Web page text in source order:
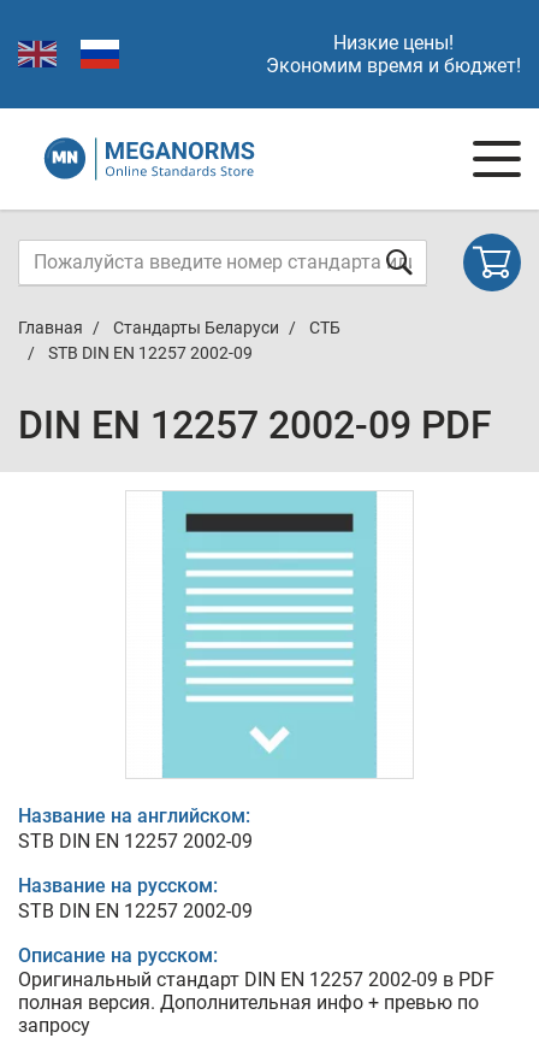
Низкие цены!
Экономим время и бюджет!
Главная Стандарты Беларуси
СТБ
STB DIN EN 12257 2002-09
DIN EN 12257 2002-09 PDF
Название на английском:
STB DIN EN 12257 2002-09
Название на русском:
STB DIN EN 12257 2002-09
Описание на русском:
Оригинальный стандарт DIN EN 12257 2002-09 в PDF
полная версия. Дополнительная инфо + превью по
запросу